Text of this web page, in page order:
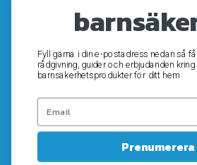
Fyll gärna i din e-postadress nedan så
rådgivning, guider och erbjudanden kring
barnsäkerhetsprodukter för ditt hem
Prenumerera